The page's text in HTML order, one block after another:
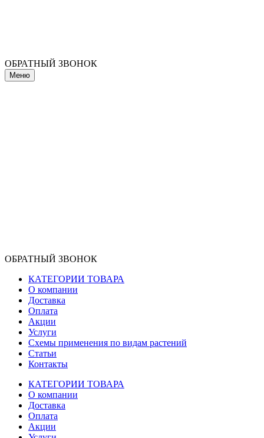
ОБРАТНЫЙ ЗВОНОК
Меню
ОБРАТНЫЙ ЗВОНОК
КАТЕГОРИИ ТОВАРА
О компании
Доставка
Оплата
Акции
Услуги
Схемы применения по видам растений
Статьи
Контакты
КАТЕГОРИИ ТОВАРА
О компании
Доставка
Оплата
Акции